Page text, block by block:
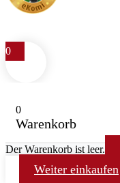
0
0
Warenkorb
Der Warenkorb ist leer.
Weiter einkaufen